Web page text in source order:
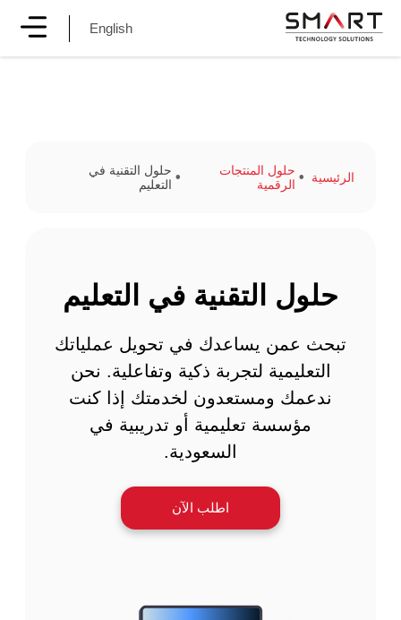
English
الرئيسية
حلول المنتجات
الرقمية
حلول التقنية في
التعليم
حلول التقنية في التعليم
تبحث عمن يساعدك في تحويل عملياتك
التعليمية لتجربة ذكية وتفاعلية. نحن
ندعمك ومستعدون لخدمتك إذا كنت
مؤسسة تعليمية أو تدريبية في
السعودية.
اطلب الآن